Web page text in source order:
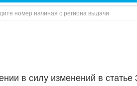
в силу изменений в